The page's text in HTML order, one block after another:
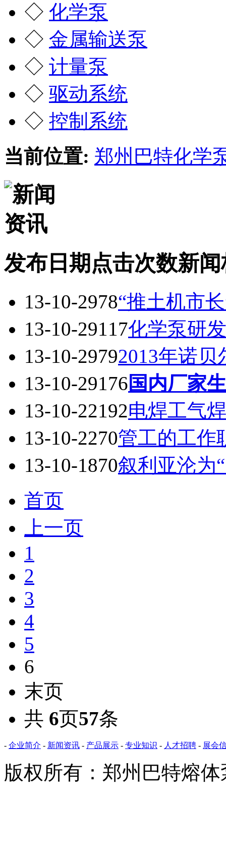
◇ 化学泵
◇ 金属输送泵
◇ 计量泵
◇ 驱动系统
◇ 控制系统
当前位置: 郑州巴特化学
发布日期 点击次数新
13-10-2978“推土机市
13-10-29117化学泵研
13-10-29792013年诺
13-10-29176国内厂家
13-10-22192电焊工气
13-10-2270管工的工作
13-10-1870叙利亚沦为
首页
上一页
1
2
3
4
5
6
末页
共 6页57条
- 企业简介 - 新闻资讯 - 产品展示 - 专业知识 - 人才招聘 - 展会
版权所有：郑州巴特熔